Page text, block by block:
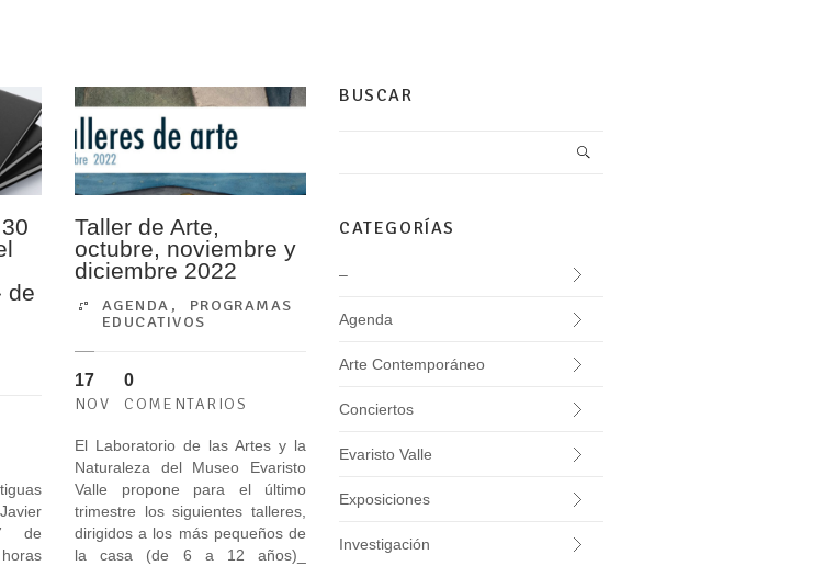
de
de
Taller de Arte,
octubre, noviembre y
diciembre 2022
AGENDA , PROGRAMAS
EDUCATIVOS
17
NOV
0
COMENTARIOS
El Laboratorio de las Artes y la
Naturaleza del Museo Evaristo
Valle propone para el último
trimestre los siguientes talleres,
dirigidos a los más pequeños de
la casa (de 6 a 12 años)_
BUSCAR
CATEGORÍAS
–
Agenda
Arte Contemporáneo
Conciertos
Evaristo Valle
Exposiciones
Investigación